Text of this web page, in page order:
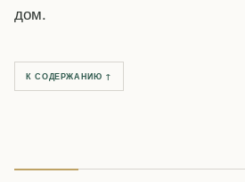
дом.
К СОДЕРЖАНИЮ ↑